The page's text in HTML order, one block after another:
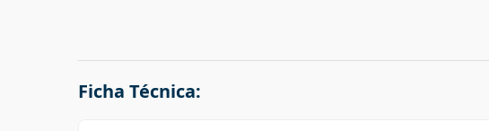
Ficha Técnica: